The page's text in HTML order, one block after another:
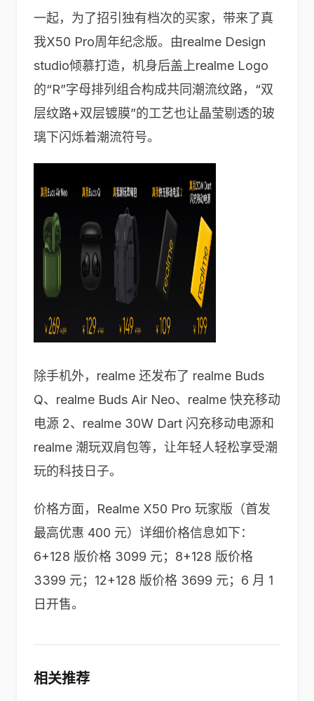
一起，为了招引独有档次的买家，带来了真
我X50 Pro周年纪念版。由realme Design
studio倾慕打造，机身后盖上realme Logo
的“R”字母排列组合构成共同潮流纹路，“双
层纹路+双层镀膜”的工艺也让晶莹剔透的玻
璃下闪烁着潮流符号。
除手机外，realme 还发布了 realme Buds
Q、realme Buds Air Neo、realme 快充移动
电源 2、realme 30W Dart 闪充移动电源和
realme 潮玩双肩包等，让年轻人轻松享受潮
玩的科技日子。
价格方面，Realme X50 Pro 玩家版（首发
最高优惠 400 元）详细价格信息如下：
6+128 版价格 3099 元；8+128 版价格
3399 元；12+128 版价格 3699 元；6 月 1
日开售。
相关推荐